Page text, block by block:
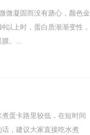
微凝固而没有溏心，颜色金
以上时，蛋白质渐渐变性，
。...
蛋卡路里较低，在短时间
，建议大家直接吃水煮